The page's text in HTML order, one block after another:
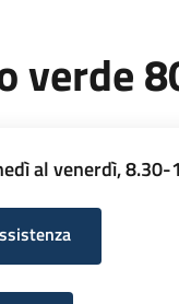
verde
al venerdì,